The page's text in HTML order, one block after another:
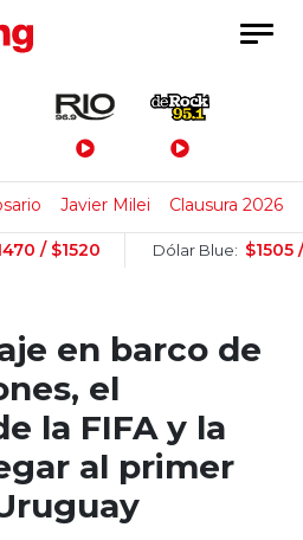
Javier Milei Clausura 2026
Dólar Blue: $1505 / $1525
en barco de
el
la FIFA y la
al primer